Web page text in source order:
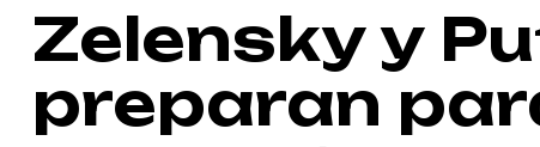
Zelensky y
preparan